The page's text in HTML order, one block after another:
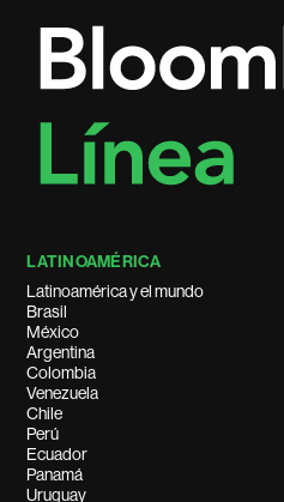
LATINOAMÉRICA
Latinoamérica y el mundo
Brasil
México
Argentina
Colombia
Venezuela
Chile
Perú
Ecuador
Panamá
Uruguay